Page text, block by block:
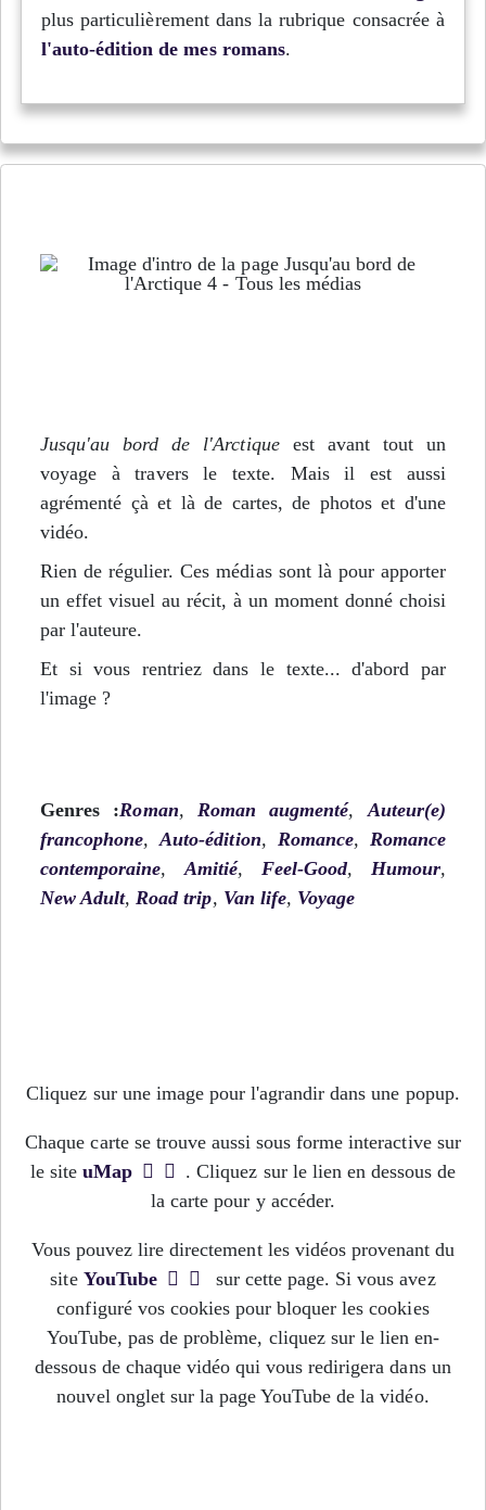
plus particulièrement dans la rubrique consacrée à
l'auto-édition de mes romans.
Jusqu'au bord de l'Arctiqueest avant tout un
voyage à travers le texte. Mais il est aussi
agrémenté çà et là de cartes, de photos et d'une
vidéo.
Rien de régulier. Ces médias sont là pour apporter
un effet visuel au récit, à un moment donné choisi
par l'auteure.
Et si vous rentriez dans le texte... d'abord par
l'image ?
Genres :Roman, Roman augmenté,Auteur(e)
francophone,Auto-édition, Romance, Romance
contemporaine,Amitié, Feel-Good, Humour,
New Adult,Road trip, Van life, Voyage
Cliquez sur une image pour l'agrandir dans une popup.
Chaque carte se trouve aussi sous forme interactive sur
le siteuMap
. Cliquez sur le lien en dessous de
la carte pour y accéder.
Vous pouvez lire directement les vidéos provenant du
site YouTube
sur cette page. Si vous avez
configuré vos cookies pour bloquer les cookies
YouTube, pas de problème, cliquez sur le lien en-
dessous de chaque vidéo qui vous redirigera dans un
nouvel onglet sur la page YouTube de la vidéo.